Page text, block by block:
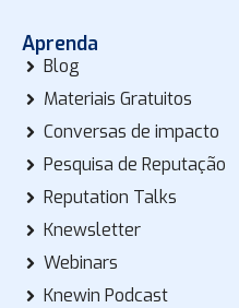
Aprenda
Blog
Materiais Gratuitos
Conversas de impacto
Pesquisa de Reputação
Reputation Talks
Knewsletter
Webinars
Knewin Podcast